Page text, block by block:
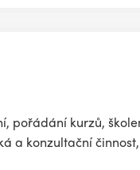
pořádání kurzů,
a konzultační